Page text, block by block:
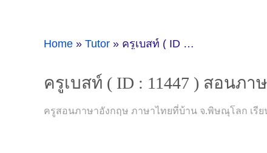
Home » Tutor » ครูเบสท์ ( ID : 11447 ) สอนภาษาอังกฤษ ภาษาไทย
ครูเบสท์ ( ID : 11447 ) สอนภ
ครูสอนภาษาอังกฤษ ภาษาไทยที่บ้าน จ.พิษณุโลก เรี